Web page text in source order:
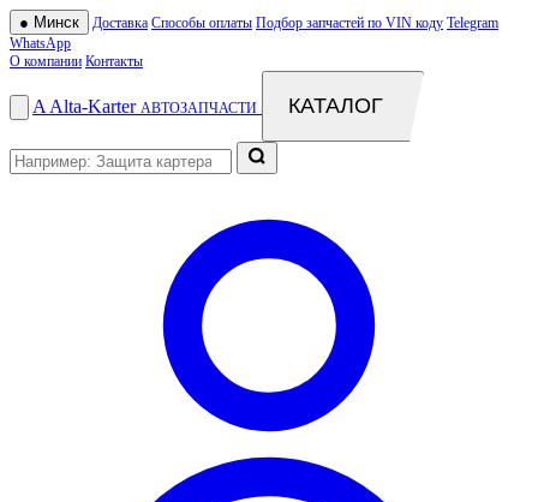
● Минск Доставка Способы оплаты Подбор запчастей по VIN коду Telegram
WhatsApp
О компании Контакты
A Alta-Karter АВТОЗАПЧАСТИ КАТАЛОГ